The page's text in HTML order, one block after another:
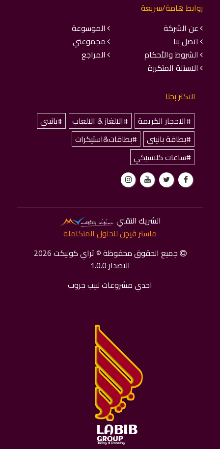
روابط هامة/سريعة
عن الشركة
الموسوعة
اتصل بنا
مجموعتي
الشروط والأحكام
المراجع
الاسئلة المتكررة
الاكثر بحثا
#الاحجار الكريمة
#الالغاز & الالعاب
#بانيني
#بطاقة بانيني
#بطاقات&استيكرات
#ساعات كلاسيكي
الشريك التقني
ماستر ﭬﻴﭽﻦ للحلول المتكاملة
جميع الحقوق محفوظة © تراي كوليكت 2026
الاصدار 1.0.0
احدي مشروعات لبيب جروب